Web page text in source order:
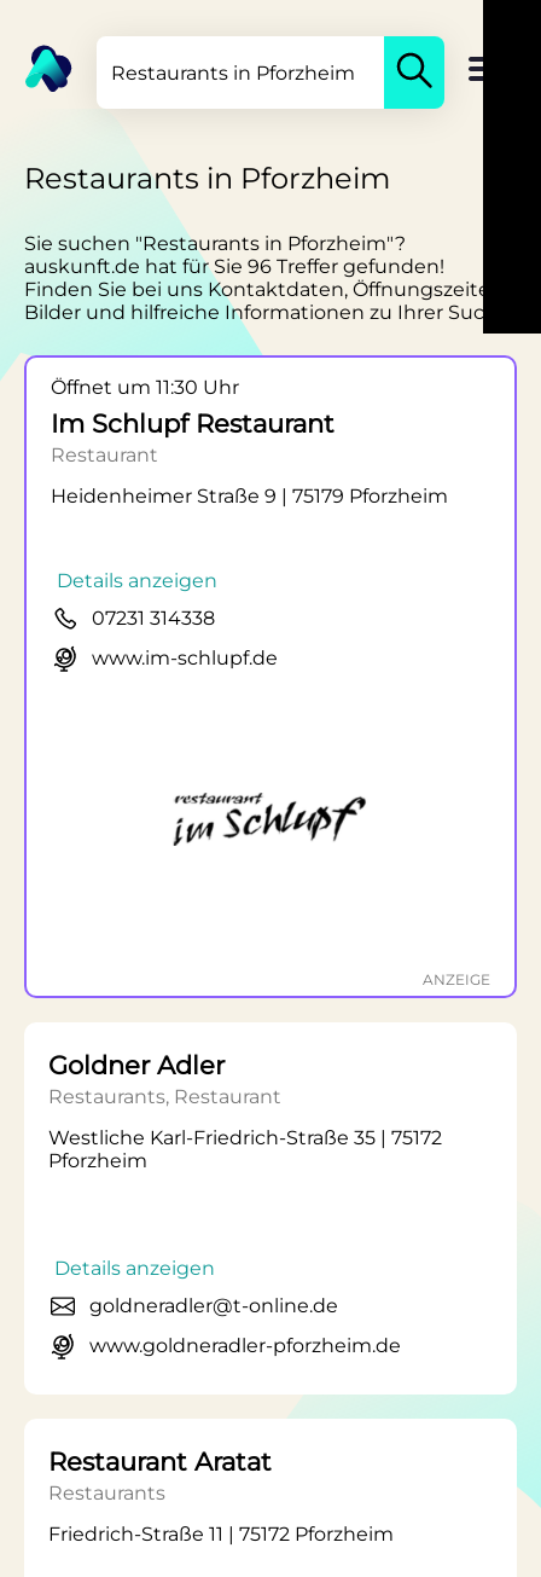
Restaurants in Pforzheim
Sie suchen "Restaurants in Pforzheim"?
auskunft.de hat für Sie 96 Treffer gefunden!
Finden Sie bei uns Kontaktdaten, Öffnungszeiten,
Bilder und hilfreiche Informationen zu Ihrer Suche.
Öffnet um 11:30 Uhr
Im Schlupf Restaurant
Restaurant
Heidenheimer Straße 9 | 75179 Pforzheim
Details anzeigen
07231 314338
www.im-schlupf.de
ANZEIGE
Goldner Adler
Restaurants, Restaurant
Westliche Karl-Friedrich-Straße 35 | 75172
Pforzheim
Details anzeigen
goldneradler@t-online.de
www.goldneradler-pforzheim.de
Restaurant Aratat
Restaurants
Friedrich-Straße 11 | 75172 Pforzheim